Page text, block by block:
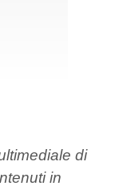
di
in